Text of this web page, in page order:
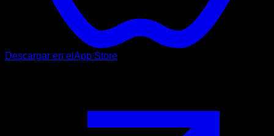
Descargar en el App Store